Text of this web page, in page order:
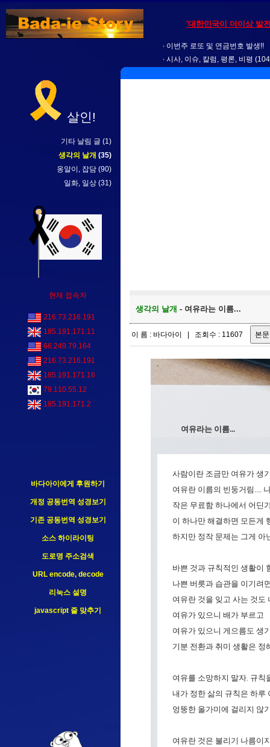
'대한민국이 더이상 발
이번주 로또 및 연금번호 발생!!
시사, 이슈, 칼럼, 평론, 비평
살인!
기타 날림 글 (1)
생각의 날개 (35)
옹알이, 잡담 (90)
일화, 일상 (31)
현재 접속자
216.73.216.191
185.191.171.11
66.249.79.164
216.73.216.191
185.191.171.16
79.110.55.12
185.191.171.2
바다아이에게 후원하기
개정 공동번역 성경보기
기존 공동번역 성경보기
소스 하이라이팅
도로명 주소검색
URL encode, decode
리눅스 설명
javascript 줄 맞추기
생각의 날개 - 여유라는 이름...
이 름 : 바다아이 | 조회수 : 11607
여유라는 이름...
사람이란 조금만 여유가 생
여유란 이름의 빈둥거림....
작은 무료함 하나에서 어딘
이 하나만 해결하면 모든게
하지만 정작 문제는 그게 아
바쁜 것과 규칙적인 생활이
나쁜 버릇과 습관을 이기려
여유란 것을 잊고 사는 것도
여유가 있으니 배가 부르고
여유가 있으니 게으름도 생
기분 전환과 취미 생활은 정
여유를 소망하지 말자. 규칙
내가 정한 삶의 규칙은 하루
엉뚱한 올가미에 걸리지 않
여유란 것은 불리기 나름이